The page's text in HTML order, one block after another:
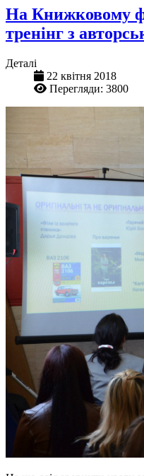
На Книжковому
тренінг з
Деталі
22 квітня 2018
Перегляди: 3800